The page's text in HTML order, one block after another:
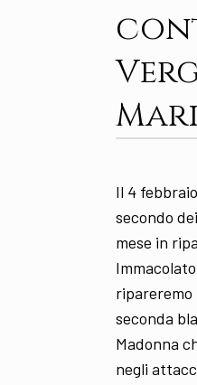
Il 4
secondo
mese in
seconda
Madonna
negli